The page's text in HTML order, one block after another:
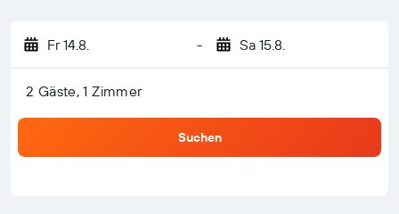
Fr 14.8. - Sa 15.8.
2 Gäste, 1 Zimmer
Suchen